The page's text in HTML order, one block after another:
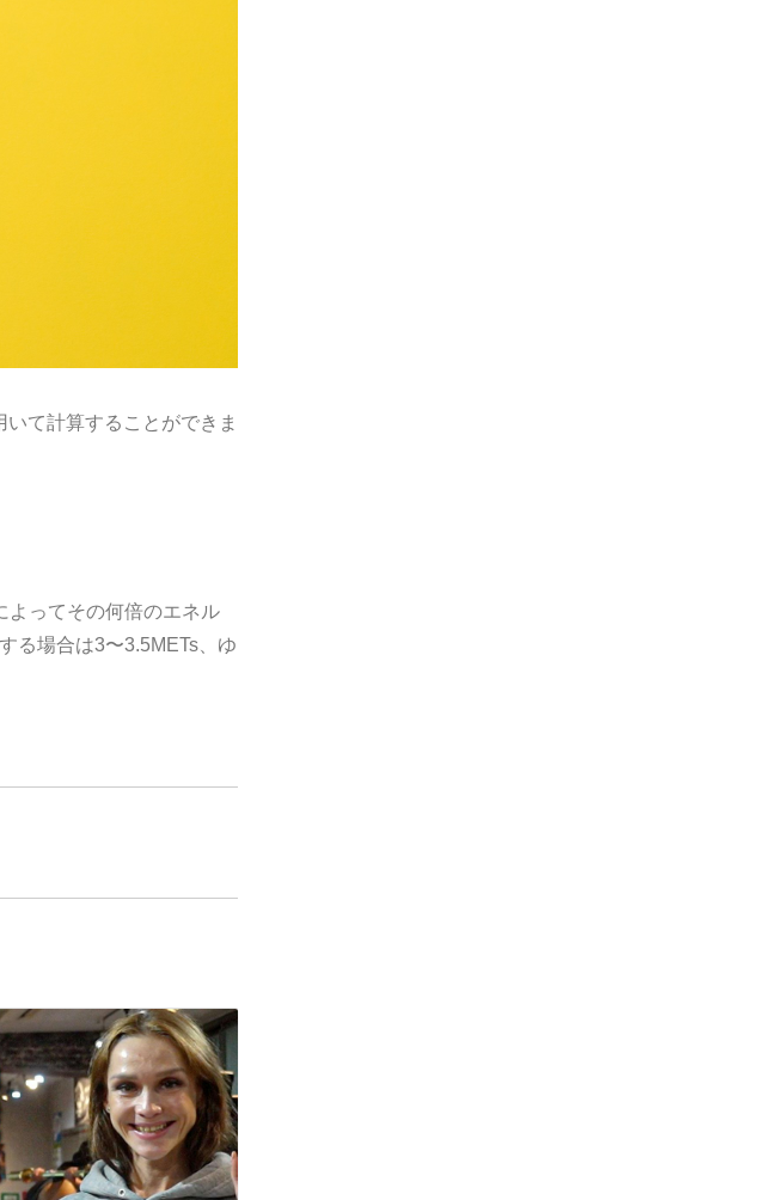
て計算することができま
よってその何倍のエネル
る場合は3〜3.5METs、ゆ